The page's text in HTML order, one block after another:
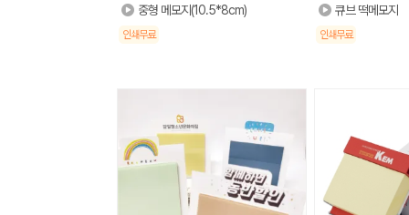
중형 메모지(10.5*8cm)
인쇄무료
큐브 떡메모지
인쇄무료